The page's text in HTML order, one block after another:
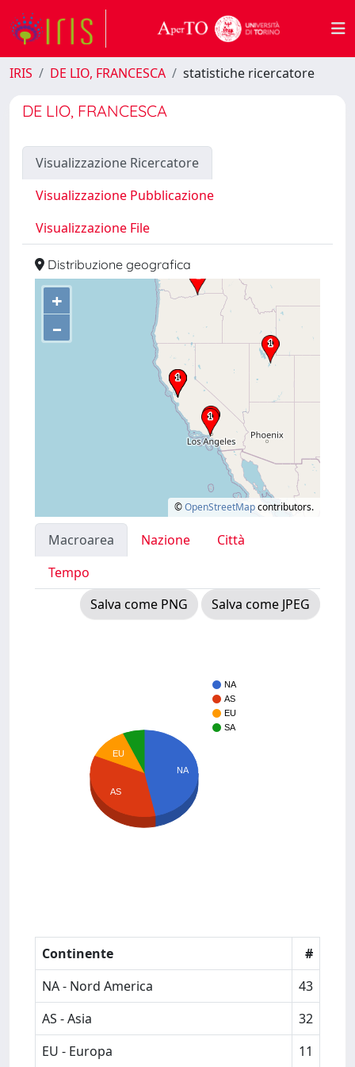
IRIS DE LIO, FRANCESCA statistiche ricercatore
DE LIO, FRANCESCA
Visualizzazione Ricercatore
Visualizzazione Pubblicazione
Visualizzazione File
Distribuzione geografica
+
–
©OpenStreetMapcontributors.
Macroarea Nazione
Città
Tempo
Salva come PNG
Salva come JPEG
NA
AS
EU
SA
NA
EU
AS
Continente
#
NA - Nord America
43
AS - Asia
32
EU - Europa
11